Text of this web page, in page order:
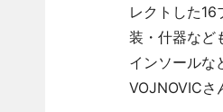
レクトした
装・什器など
インソールな
VOJNOVICさ